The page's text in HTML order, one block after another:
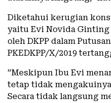
Diketahui kerugian
yaitu Evi Novida
oleh DKPP dalam
PKEDKPP/X/2019
“Meskipun Ibu Evi
tetap tidak mengakuinya
Secara tidak langsung